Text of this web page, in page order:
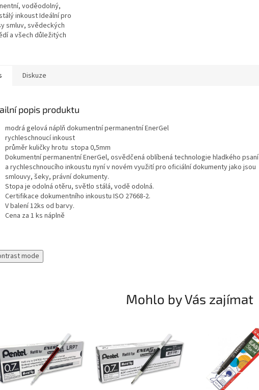
voděodolný,
inkoust Ideální pro
smluv, svědeckých
a všech důležitých
Diskuze
popis produktu
modrá gelová náplň dokumentní permanentní EnerGel
rychleschnoucí inkoust
průměr kuličky hrotu stopa 0,5mm
Dokumentní permanentní EnerGel, osvědčená oblíbená technologie hladkého psaní
a rychleschnoucího inkoustu nyní v novém využití pro oficiální dokumenty jako jsou
smlouvy, šeky, právní dokumenty.
Stopa je odolná otěru, světlo stálá, vodě odolná.
Certifikace dokumentního inkoustu ISO 27668-2.
V balení 12ks od barvy.
Cena za 1 ks náplně
mode
Mohlo by Vás zajímat